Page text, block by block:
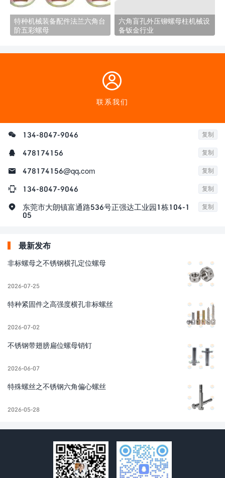
特种机械装备配件法兰六角台
阶五彩螺母
六角盲孔外压铆螺母柱机械设
备钣金行业

联系我们
 134-8047-9046 复制
 478174156 复制
 478174156@qq.com 复制
 134-8047-9046 复制

东莞市大朗镇富通路536号正强达工业园1栋104-1
05
复制
最新发布
非标螺母之不锈钢横孔定位螺母
2026-07-25
特种紧固件之高强度横孔非标螺丝
2026-07-02
不锈钢带翅膀扁位螺母销钉
2026-06-07
特殊螺丝之不锈钢六角偏心螺丝
2026-05-28